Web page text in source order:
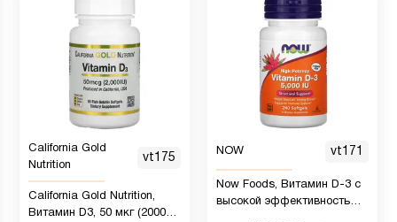
California Gold
Nutrition
vt175
California Gold Nutrition,
Витамин D3, 50 мкг (2000
NOW vt171
Now Foods, Витамин D-3 с
высокой эффективностью,